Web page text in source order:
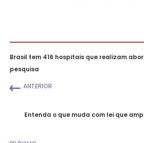
Brasil tem 416 hospitais que realizam
pesquisa
ANTERIOR
Entenda o que muda com lei que